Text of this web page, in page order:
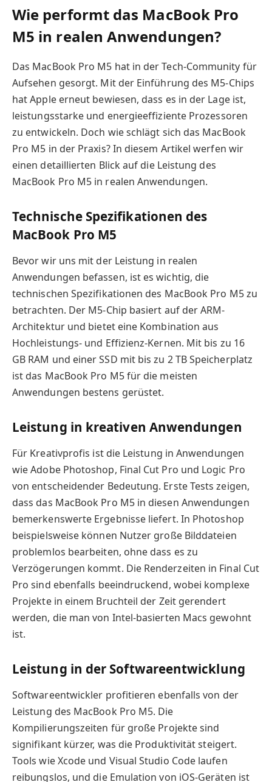
Wie performt das MacBook Pro
M5 in realen Anwendungen?
Das MacBook Pro M5 hat in der Tech-Community für
Aufsehen gesorgt. Mit der Einführung des M5-Chips
hat Apple erneut bewiesen, dass es in der Lage ist,
leistungsstarke und energieeffiziente Prozessoren
zu entwickeln. Doch wie schlägt sich das MacBook
Pro M5 in der Praxis? In diesem Artikel werfen wir
einen detaillierten Blick auf die Leistung des
MacBook Pro M5 in realen Anwendungen.
Technische Spezifikationen des
MacBook Pro M5
Bevor wir uns mit der Leistung in realen
Anwendungen befassen, ist es wichtig, die
technischen Spezifikationen des MacBook Pro M5 zu
betrachten. Der M5-Chip basiert auf der ARM-
Architektur und bietet eine Kombination aus
Hochleistungs- und Effizienz-Kernen. Mit bis zu 16
GB RAM und einer SSD mit bis zu 2 TB Speicherplatz
ist das MacBook Pro M5 für die meisten
Anwendungen bestens gerüstet.
Leistung in kreativen Anwendungen
Für Kreativprofis ist die Leistung in Anwendungen
wie Adobe Photoshop, Final Cut Pro und Logic Pro
von entscheidender Bedeutung. Erste Tests zeigen,
dass das MacBook Pro M5 in diesen Anwendungen
bemerkenswerte Ergebnisse liefert. In Photoshop
beispielsweise können Nutzer große Bilddateien
problemlos bearbeiten, ohne dass es zu
Verzögerungen kommt. Die Renderzeiten in Final Cut
Pro sind ebenfalls beeindruckend, wobei komplexe
Projekte in einem Bruchteil der Zeit gerendert
werden, die man von Intel-basierten Macs gewohnt
ist.
Leistung in der Softwareentwicklung
Softwareentwickler profitieren ebenfalls von der
Leistung des MacBook Pro M5. Die
Kompilierungszeiten für große Projekte sind
signifikant kürzer, was die Produktivität steigert.
Tools wie Xcode und Visual Studio Code laufen
reibungslos, und die Emulation von iOS-Geräten ist